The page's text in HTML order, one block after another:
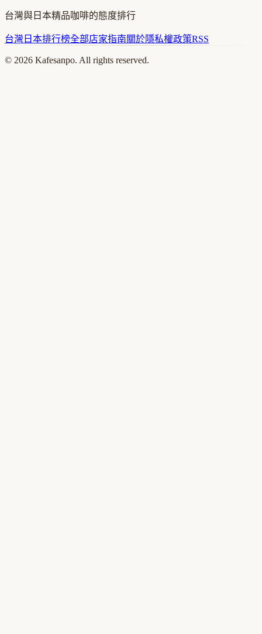
台灣與日本精品咖啡的態度排行
台灣 日本排行榜全部店家指南關於隱私權政策RSS
© 2026 Kafesanpo. All rights reserved.